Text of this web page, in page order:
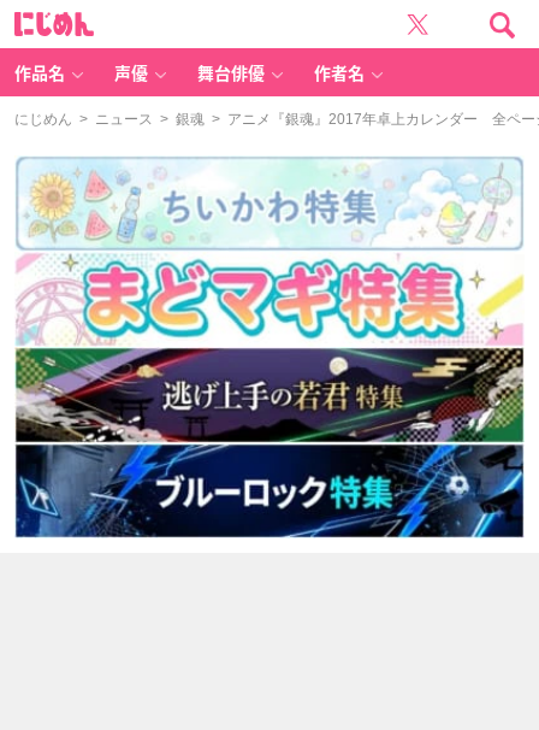
作品名 声優 舞台俳優 作者名
にじめん > ニュース > 銀魂 > アニメ『銀魂』2017年卓上カレンダー 全ペー